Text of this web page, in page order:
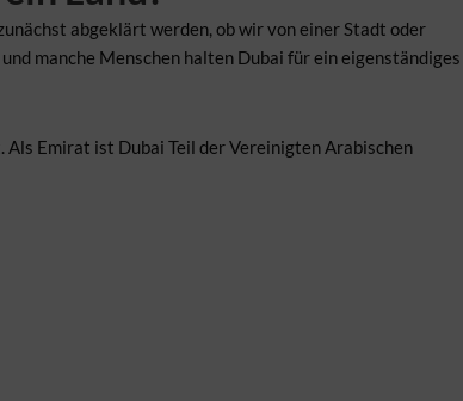
abgeklärt werden, ob wir von einer Stadt oder
manche Menschen halten Dubai für ein eigenständiges
Als Emirat ist Dubai Teil der Vereinigten Arabischen